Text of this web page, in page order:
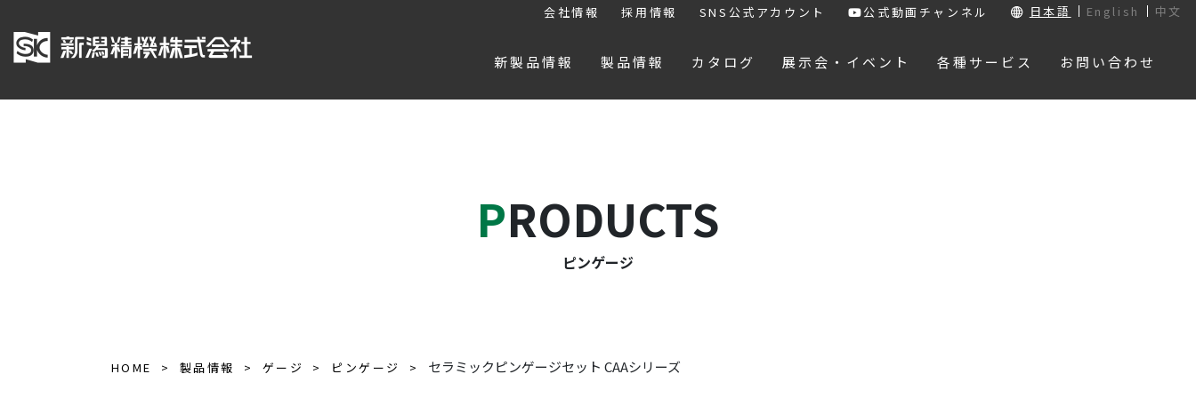
会社情報 採用情報 SNS公式アカウント 公式動画チャンネル 日本語 English 中文
新製品情報 製品情報 カタログ 展示会・イベント 各種サービス お問い合わせ
PRODUCTS
ピンゲージ
HOME 製品情報 ゲージ ピンゲージ セラミックピンゲージセット CAAシリーズ